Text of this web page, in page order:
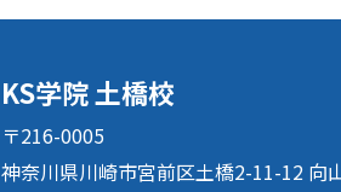
KS学院 土橋校
〒216-0005
神奈川県川崎市宮前区土橋2-11-12 向